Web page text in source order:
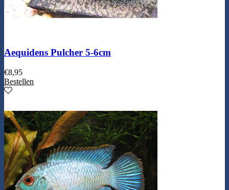
Aequidens Pulcher 5-6cm
€8,95
Bestellen